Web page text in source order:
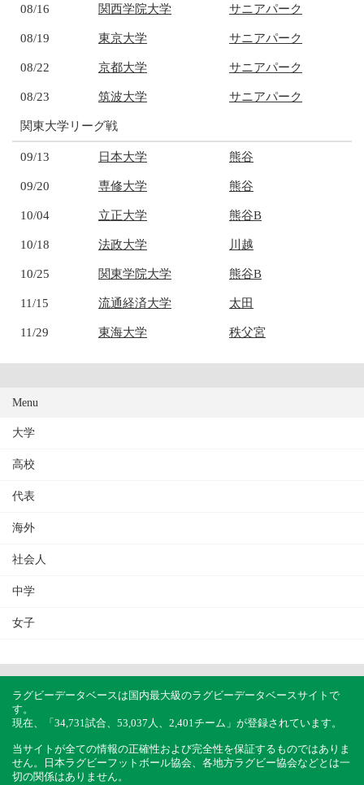
08/16 関西学院大学 サニアパーク
08/19 東京大学 サニアパーク
08/22 京都大学 サニアパーク
08/23 筑波大学 サニアパーク
関東大学リーグ戦
09/13 日本大学 熊谷
09/20 専修大学 熊谷
10/04 立正大学 熊谷B
10/18 法政大学 川越
10/25 関東学院大学 熊谷B
11/15 流通経済大学 太田
11/29 東海大学 秩父宮
Menu
大学
高校
代表
海外
社会人
中学
女子
ラグビーデータベースは国内最大級のラグビーデータベースサイトで
す。
現在、「34,731試合、53,037人、2,401チーム」が登録されています。
当サイトが全ての情報の正確性および完全性を保証するものではありま
せん。日本ラグビーフットボール協会、各地方ラグビー協会などとは一
切の関係はありません。